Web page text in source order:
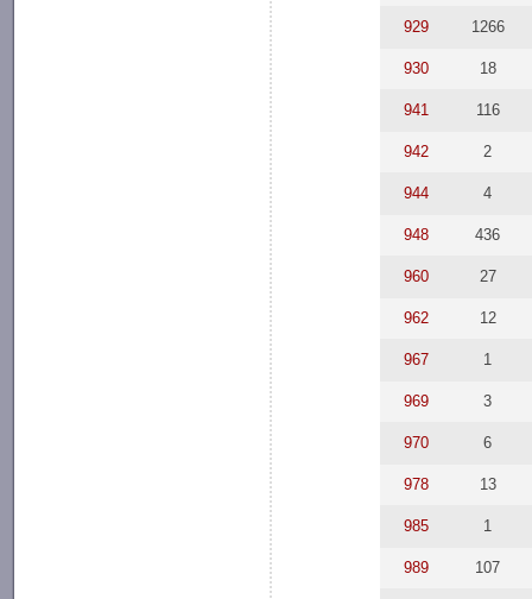
929 1266
930 18
941 116
942 2
944 4
948 436
960 27
962 12
967 1
969 3
970 6
978 13
985 1
989 107